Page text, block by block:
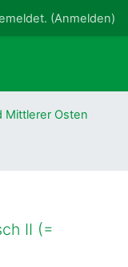
(Anmelden)
Mittlerer Osten
II (=